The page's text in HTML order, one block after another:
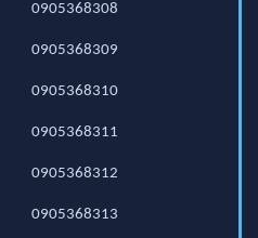
0905368308
0905368309
0905368310
0905368311
0905368312
0905368313